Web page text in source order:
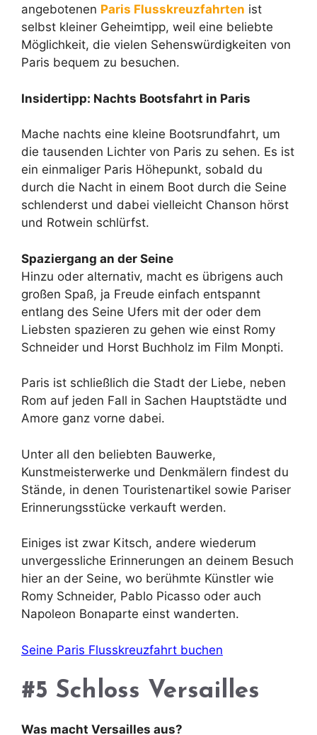
angebotenen Paris Flusskreuzfahrten ist
selbst kleiner Geheimtipp, weil eine beliebte
Möglichkeit, die vielen Sehenswürdigkeiten von
Paris bequem zu besuchen.
Insidertipp: Nachts Bootsfahrt in Paris
Mache nachts eine kleine Bootsrundfahrt, um
die tausenden Lichter von Paris zu sehen. Es ist
ein einmaliger Paris Höhepunkt, sobald du
durch die Nacht in einem Boot durch die Seine
schlenderst und dabei vielleicht Chanson hörst
und Rotwein schlürfst.
Spaziergang an der Seine
Hinzu oder alternativ, macht es übrigens auch
großen Spaß, ja Freude einfach entspannt
entlang des Seine Ufers mit der oder dem
Liebsten spazieren zu gehen wie einst Romy
Schneider und Horst Buchholz im Film Monpti.
Paris ist schließlich die Stadt der Liebe, neben
Rom auf jeden Fall in Sachen Hauptstädte und
Amore ganz vorne dabei.
Unter all den beliebten Bauwerke,
Kunstmeisterwerke und Denkmälern findest du
Stände, in denen Touristenartikel sowie Pariser
Erinnerungsstücke verkauft werden.
Einiges ist zwar Kitsch, andere wiederum
unvergessliche Erinnerungen an deinem Besuch
hier an der Seine, wo berühmte Künstler wie
Romy Schneider, Pablo Picasso oder auch
Napoleon Bonaparte einst wanderten.
Seine Paris Flusskreuzfahrt buchen
#5 Schloss Versailles
Was macht Versailles aus?